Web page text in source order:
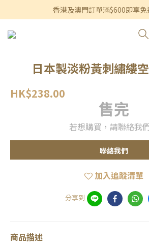
香港及澳門訂單滿$600即享免
香港及澳門訂單滿$600即享免
3個月內買滿$1,200可享永久
日本製淡粉黃刺繡縷
HK$238.00
售完
若想購買，請聯絡我
聯絡我們
加入追蹤清單
分享到
商品描述